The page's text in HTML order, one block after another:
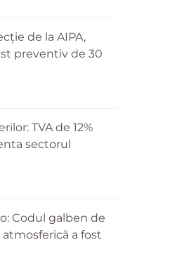
de la AIPA,
preventiv de 30
TVA de 12%
sectorul
Codul galben de
a fost